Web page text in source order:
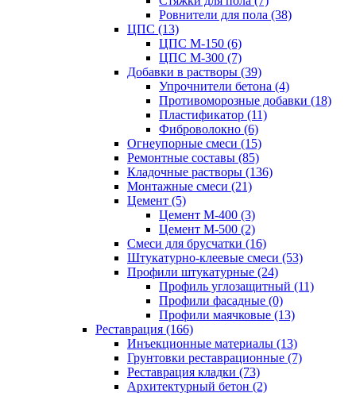
Ровнители для пола (38)
ЦПС (13)
ЦПС М-150 (6)
ЦПС М-300 (7)
Добавки в растворы (39)
Упрочнители бетона (4)
Противоморозные добавки (18)
Пластификатор (11)
Фиброволокно (6)
Огнеупорные смеси (15)
Ремонтные составы (85)
Кладочные растворы (136)
Монтажные смеси (21)
Цемент (5)
Цемент М-400 (3)
Цемент М-500 (2)
Смеси для брусчатки (16)
Штукатурно-клеевые смеси (53)
Профили штукатурные (24)
Профиль углозащитный (11)
Профили фасадные (0)
Профили маячковые (13)
Реставрация (166)
Инъекционные материалы (13)
Грунтовки реставрационные (7)
Реставрация кладки (73)
Архитектурный бетон (2)